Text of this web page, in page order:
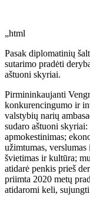
„html
Pasak diplomatinių
sutarimo pradėti
aštuoni skyriai.
Pirmininkaujanti
konkurencingumo ir
valstybių narių
sudaro aštuoni
apmokestinimas;
užimtumas,
švietimas ir kultūra;
atidarė penkis prieš
priimta 2020 metų
atidaromi keli, sujungti